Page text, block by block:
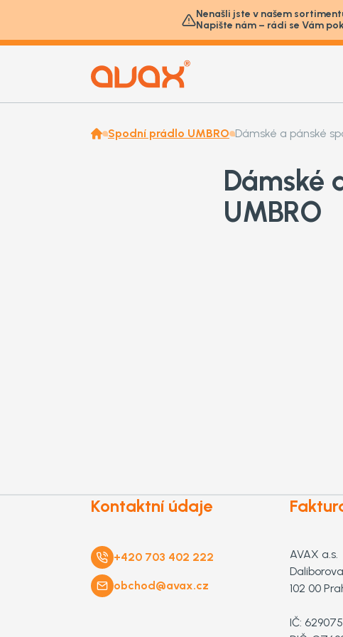
Nenašli jste v našem
Napište nám – rádi se Vám
Spodní prádlo UMBRO Dámské a pánské
Dámské
UMBRO
Kontaktní údaje
+420 703 402 222
obchod@avax.cz
AVAX a.s.
102 00
IČ: